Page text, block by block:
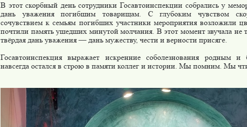
В этот скорбный день сотрудники Госавтоинспекции собрались у
дань уважения погибшим товарищам. С глубоким чувством
сочувствием к семьям погибших участники мероприятия возложили
почтили память ушедших минутой молчания. В этот момент звучала не
твёрдая дань уважения — дань мужеству, чести и верности присяге.
Госавтоинспекция выражает искренние соболезнования родным
навсегда остался в строю в памяти коллег и истории. Мы помним. Мы